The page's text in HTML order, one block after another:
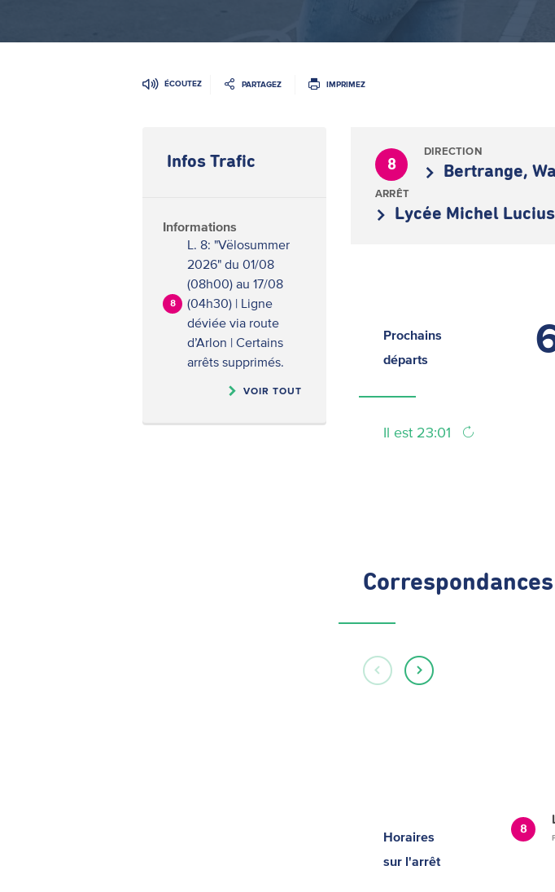
ÉCOUTEZ PARTAGEZ IMPRIMEZ
Infos Trafic
Informations
8
L. 8: "Vëlosummer
2026" du 01/08
(08h00) au 17/08
(04h30) | Ligne
déviée via route
d’Arlon | Certains
arrêts supprimés.
VOIR TOUT
8
DIRECTION
Bertrange,
ARRÊT
Lycée Michel Lucius
Prochains
départs
Il est 23:01
Correspondances
Horaires
sur l'arrêt
8